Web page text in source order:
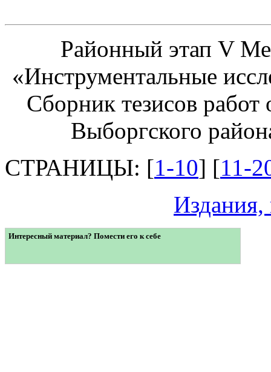
Районный этап V
«Инструментальные
Сборник тезисов
Выборгского
СТРАНИЦЫ: [1-10] [11-
Издания,
Интересный материал? Помести его к себе